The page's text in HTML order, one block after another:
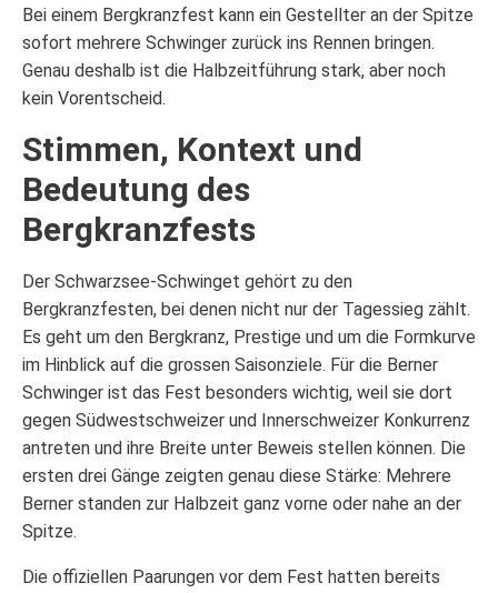
Bei einem Bergkranzfest kann ein Gestellter an der Spitze
sofort mehrere Schwinger zurück ins Rennen bringen.
Genau deshalb ist die Halbzeitführung stark, aber noch
kein Vorentscheid.
Stimmen, Kontext und
Bedeutung des
Bergkranzfests
Der Schwarzsee-Schwinget gehört zu den
Bergkranzfesten, bei denen nicht nur der Tagessieg zählt.
Es geht um den Bergkranz, Prestige und um die Formkurve
im Hinblick auf die grossen Saisonziele. Für die Berner
Schwinger ist das Fest besonders wichtig, weil sie dort
gegen Südwestschweizer und Innerschweizer Konkurrenz
antreten und ihre Breite unter Beweis stellen können. Die
ersten drei Gänge zeigten genau diese Stärke: Mehrere
Berner standen zur Halbzeit ganz vorne oder nahe an der
Spitze.
Die offiziellen Paarungen vor dem Fest hatten bereits